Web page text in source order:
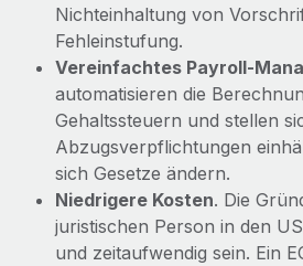
Nichteinhaltung von
Fehleinstufung.
Vereinfachtes Payroll-
automatisieren die
Gehaltssteuern und stellen
Abzugsverpflichtungen
sich Gesetze ändern.
Niedrigere Kosten. Die
juristischen Person in den
und zeitaufwendig sein. Ein